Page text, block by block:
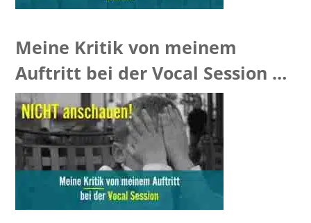
Meine Kritik von meinem
Auftritt bei der Vocal Session –
[VIDEO]